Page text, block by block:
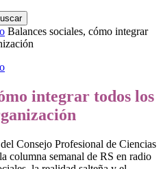
Balances sociales, cómo integrar
integrar todos los
Consejo Profesional de Ciencias
columna semanal de RS en radio